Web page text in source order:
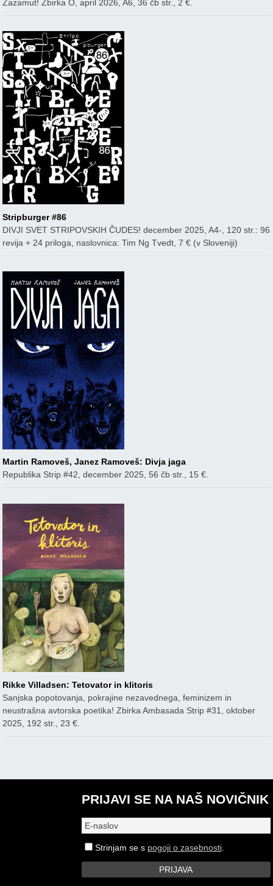
Zazamut! Zbirka O, april 2026, A6, 36 čb str., 2 €.
Stripburger #86
DIVJI SVET STRIPOVSKIH ČUDES! december 2025, A4-, 120 str.: 96
revija + 24 priloga, naslovnica: Tim Ng Tvedt, 7 € (v Sloveniji)
Martin Ramoveš, Janez Ramoveš: Divja jaga
Republika Strip #42, december 2025, 56 čb str., 15 €.
Rikke Villadsen: Tetovator in klitoris
Sanjska popotovanja, pokrajine nezavednega, feminizem in
neustrašna avtorska poetika! Zbirka Ambasada Strip #31, oktober
2025, 192 str., 23 €.
PRIJAVI SE NA NAŠ NOVIČNIK
Strinjam se s pogoji o zasebnosti.